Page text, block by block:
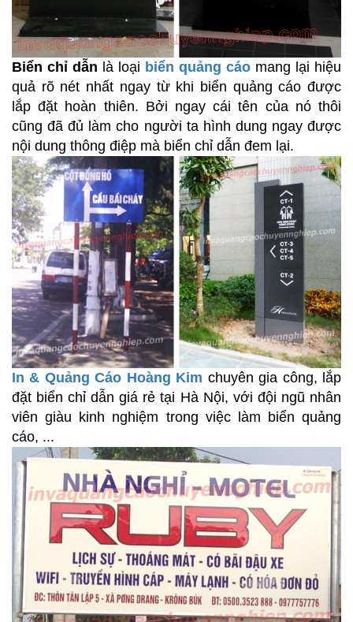
Biển chỉ dẫn là loại biển quảng cáo mang lại hiệu
quả rõ nét nhất ngay từ khi biển quảng cáo được
lắp đặt hoàn thiên. Bởi ngay cái tên của nó thôi
cũng đã đủ làm cho người ta hình dung ngay được
nội dung thông điệp mà biển chỉ dẫn đem lại.
In & Quảng Cáo Hoàng Kim chuyên gia công, lắp
đặt biển chỉ dẫn giá rẻ tại Hà Nội, với đội ngũ nhân
viên giàu kinh nghiệm trong việc làm biển quảng
cáo, ...